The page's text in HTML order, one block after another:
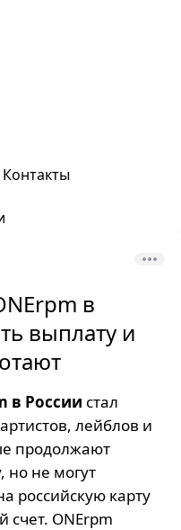
Контакты
в
выплату и
в России стал
лейблов и
продолжают
но не могут
российскую карту
счет. ONErpm